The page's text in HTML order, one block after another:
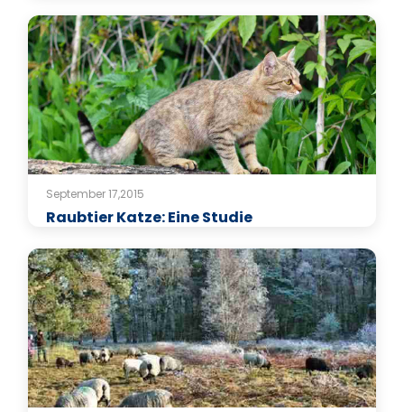
September 17,2015
Raubtier Katze: Eine Studie